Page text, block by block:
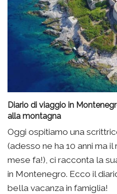
Diario di viaggio in
alla montagna
Oggi ospitiamo una
(adesso ne ha 10 anni ma
mese fa!), ci racconta la
in Montenegro. Ecco il
bella vacanza in famiglia!